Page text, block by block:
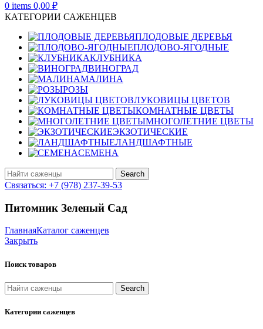
0 items 0,00 ₽
КАТЕГОРИИ САЖЕНЦЕВ
ПЛОДОВЫЕ ДЕРЕВЬЯ
ПЛОДОВО-ЯГОДНЫЕ
КЛУБНИКА
ВИНОГРАД
МАЛИНА
РОЗЫ
ЛУКОВИЦЫ ЦВЕТОВ
КОМНАТНЫЕ ЦВЕТЫ
МНОГОЛЕТНИЕ ЦВЕТЫ
ЭКЗОТИЧЕСКИЕ
ЛАНДШАФТНЫЕ
СЕМЕНА
Search
Связаться: +7 (978) 237-39-53
Питомник Зеленый Сад
ГлавнаяКаталог саженцев
Закрыть
Поиск товаров
Search
Категории саженцев